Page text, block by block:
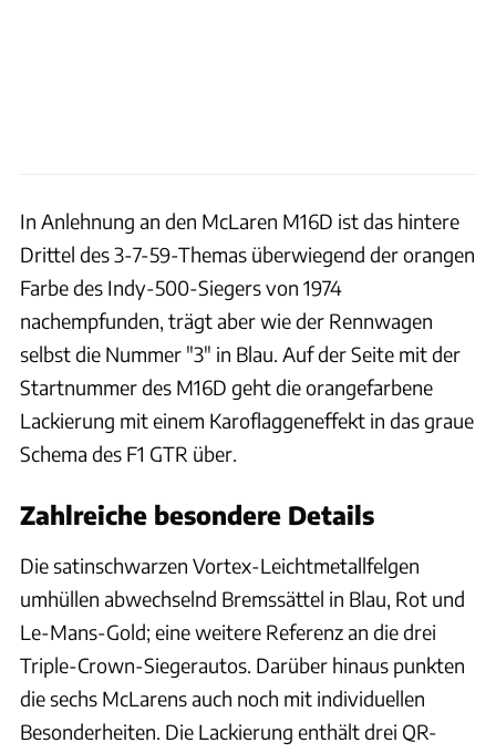
In Anlehnung an den McLaren M16D ist das hintere
Drittel des 3-7-59-Themas überwiegend der orangen
Farbe des Indy-500-Siegers von 1974
nachempfunden, trägt aber wie der Rennwagen
selbst die Nummer "3" in Blau. Auf der Seite mit der
Startnummer des M16D geht die orangefarbene
Lackierung mit einem Karoflaggeneffekt in das graue
Schema des F1 GTR über.
Zahlreiche besondere Details
Die satinschwarzen Vortex-Leichtmetallfelgen
umhüllen abwechselnd Bremssättel in Blau, Rot und
Le-Mans-Gold; eine weitere Referenz an die drei
Triple-Crown-Siegerautos. Darüber hinaus punkten
die sechs McLarens auch noch mit individuellen
Besonderheiten. Die Lackierung enthält drei QR-